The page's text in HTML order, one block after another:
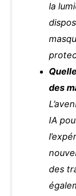
la
des
IA
des